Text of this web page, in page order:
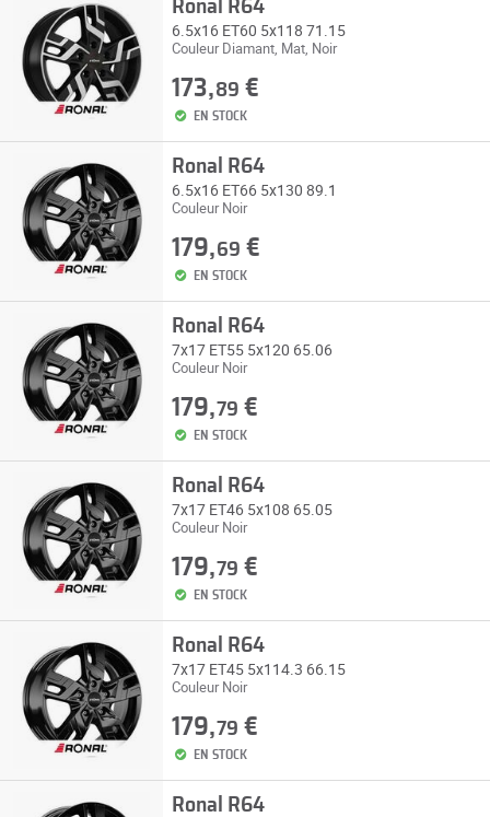
Ronal R64
6.5x16 ET60 5x118 71.15
Couleur Diamant, Mat, Noir
173,89 €
EN STOCK
Ronal R64
6.5x16 ET66 5x130 89.1
Couleur Noir
179,69 €
EN STOCK
Ronal R64
7x17 ET55 5x120 65.06
Couleur Noir
179,79 €
EN STOCK
Ronal R64
7x17 ET46 5x108 65.05
Couleur Noir
179,79 €
EN STOCK
Ronal R64
7x17 ET45 5x114.3 66.15
Couleur Noir
179,79 €
EN STOCK
Ronal R64